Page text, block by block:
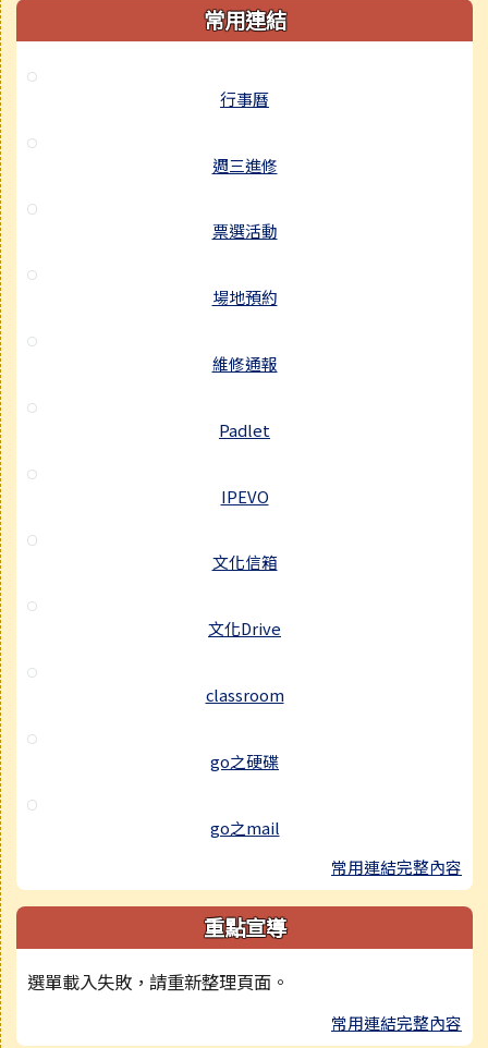
常用連結
行事曆
週三進修
票選活動
場地預約
維修通報
Padlet
IPEVO
文化信箱
文化Drive
classroom
go之硬碟
go之mail
常用連結完整內容
重點宣導
選單載入失敗，請重新整理頁面。
常用連結完整內容